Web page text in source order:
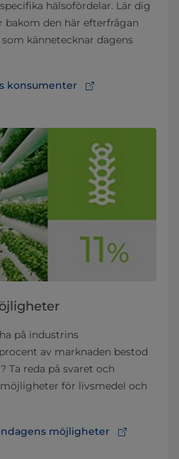
hälsofördelar. Lär dig
den här efterfrågan
kännetecknar dagens
konsumenter
på industrins
av marknaden bestod
Ta reda på svaret och
för livsmedel och
möjligheter